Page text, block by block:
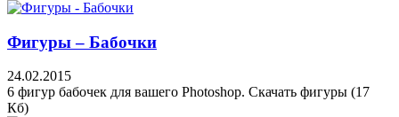
Фигуры – Бабочки
24.02.2015
6 фигур бабочек для вашего Photoshop. Скачать фигуры (17
Кб)